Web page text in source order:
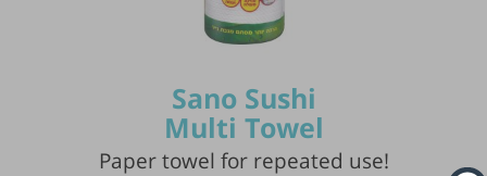
Sano Sushi
Multi Towel
Paper towel for repeated use!